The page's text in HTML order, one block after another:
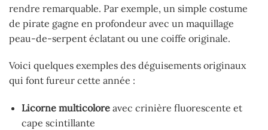
rendre remarquable. Par exemple, un simple costume
de pirate gagne en profondeur avec un maquillage
peau-de-serpent éclatant ou une coiffe originale.
Voici quelques exemples des déguisements originaux
qui font fureur cette année :
Licorne multicoloreavec crinière fluorescente et
cape scintillante